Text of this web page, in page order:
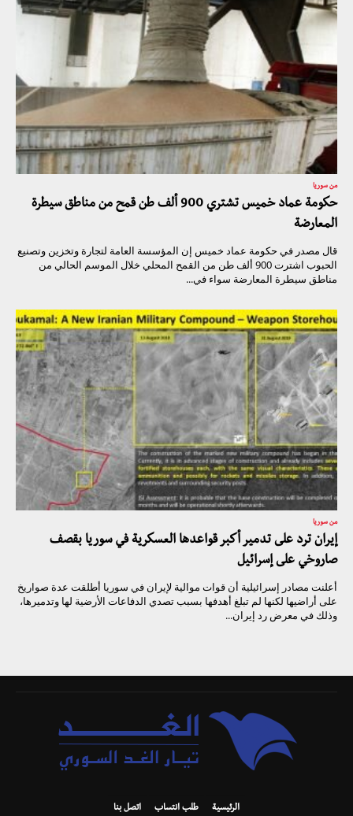
من سوريا
حكومة عماد خميس تشتري 900 ألف طن قمح من مناطق سيطرة
المعارضة
قال مصدر في حكومة عماد خميس إن المؤسسة العامة لتجارة وتخزين وتصنيع
الحبوب اشترت 900 ألف طن من القمح المحلي خلال الموسم الحالي من
مناطق سيطرة المعارضة سواء في...
من سوريا
إيران ترد على تدمير أكبر قواعدها العسكرية في سوريا بقصف
صاروخي على إسرائيل
أعلنت مصادر إسرائيلية أن قوات موالية لإيران في سوريا أطلقت عدة صواريخ
على أراضيها لكنها لم تبلغ أهدفها بسبب تصدي الدفاعات الأرضية لها وتدميرها،
وذلك في معرض رد إيران...
الرئيسية طلب انتساب اتصل بنا